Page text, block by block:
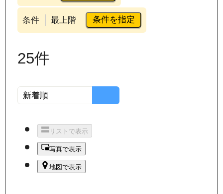
条件 最上階 条件を指定
25件
リストで表示
写真で表示
地図で表示